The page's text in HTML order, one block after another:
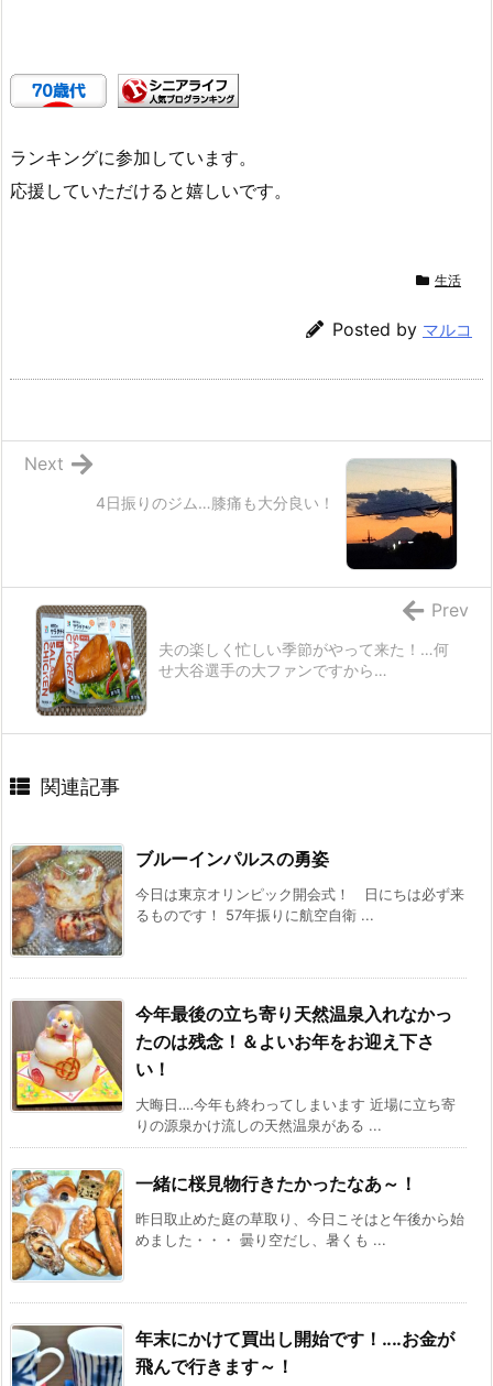
ランキングに参加しています。
応援していただけると嬉しいです。
生活
Posted by マルコ
4日振りのジム…膝痛も大分良い！
Next
夫の楽しく忙しい季節がやって来た！…何
せ大谷選手の大ファンですから…
Prev
関連記事
ブルーインパルスの勇姿
今日は東京オリンピック開会式！ 日にちは必ず来
るものです！ 57年振りに航空自衛 ...
今年最後の立ち寄り天然温泉入れなかっ
たのは残念！＆よいお年をお迎え下さ
い！
大晦日‥‥今年も終わってしまいます 近場に立ち寄
りの源泉かけ流しの天然温泉がある ...
一緒に桜見物行きたかったなあ～！
昨日取止めた庭の草取り、今日こそはと午後から始
めました・・・ 曇り空だし、暑くも ...
年末にかけて買出し開始です！‥‥お金が
飛んで行きます～！